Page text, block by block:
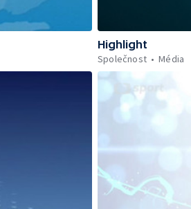
Highlight
Společnost
Média